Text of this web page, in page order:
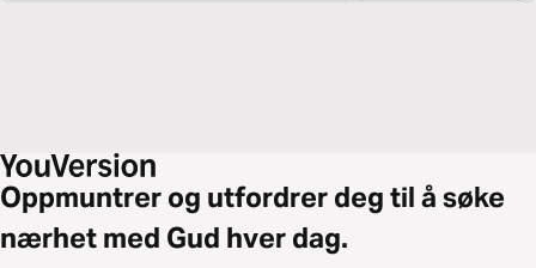
Oppmuntrer og utfordrer deg til å søke
nærhet med Gud hver dag.